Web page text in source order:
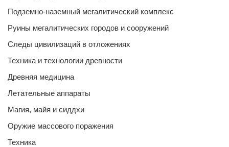
Подземно-наземный мегалитический комплекс
Руины мегалитических городов и сооружений
Следы цивилизаций в отложениях
Техника и технологии древности
Древняя медицина
Летательные аппараты
Магия, майя и сиддхи
Оружие массового поражения
Техника